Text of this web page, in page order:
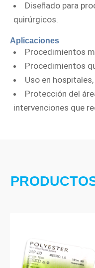
Diseñado para
quirúrgicos.
Aplicaciones
Procedimientos
Procedimientos
Uso en
Protección del
intervenciones que